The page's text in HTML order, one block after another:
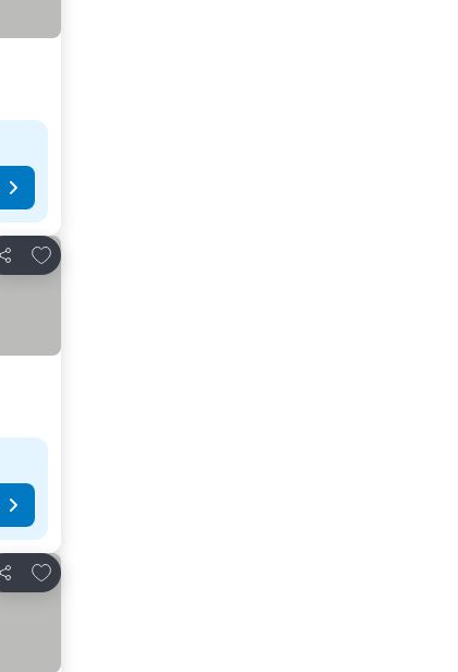
Teilen
Zu Favoriten hinzufügen
Teilen
Zu Favoriten hinzufügen